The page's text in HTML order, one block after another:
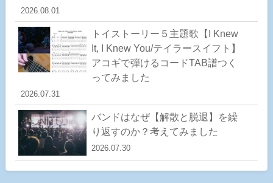
2026.08.01
トイストーリー５主題歌【I Knew
It, I Knew You/テイラースイフト】
アコギで弾けるコードTAB譜つく
ってみました
2026.07.31
バンドはなぜ【解散と脱退】を繰
り返すのか？考えてみました
2026.07.30